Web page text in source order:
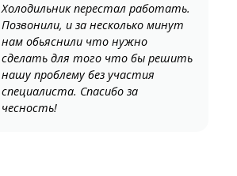
Холодильник перестал работать.
Позвонили, и за несколько минут
нам обьяснили что нужно
сделать для того что бы решить
нашу проблему без участия
специалиста. Спасибо за
чесность!